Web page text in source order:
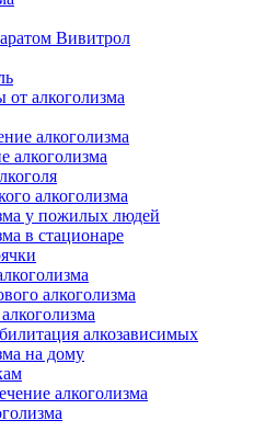
Вивитрол
алкоголизма
алкоголизма
алкоголизма
алкоголизма
у пожилых людей
в стационаре
алкоголизма
алкозависимых
на дому
алкоголизма